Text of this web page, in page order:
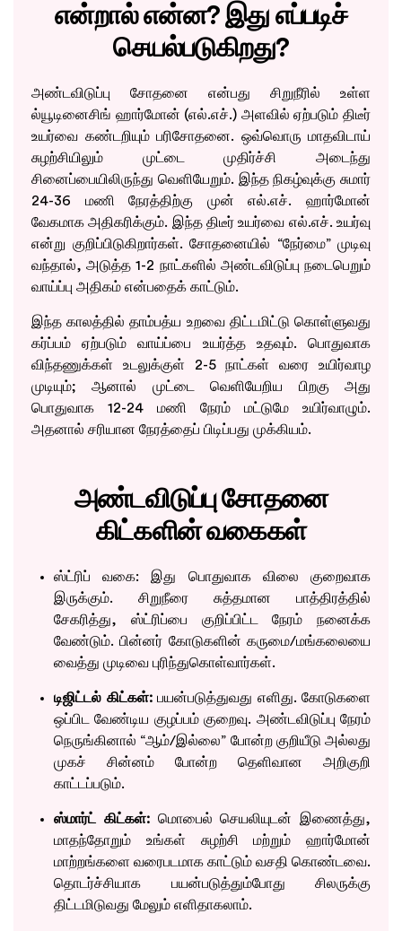
என்றால் என்ன? இது எப்படிச்
செயல்படுகிறது?
அண்டவிடுப்பு சோதனை என்பது சிறுநீரில் உள்ள
ல்யூடினைசிங் ஹார்மோன் (எல்.எச்.) அளவில் ஏற்படும் திடீர்
உயர்வை கண்டறியும் பரிசோதனை. ஒவ்வொரு மாதவிடாய்
சுழற்சியிலும் முட்டை முதிர்ச்சி அடைந்து
சினைப்பையிலிருந்து வெளியேறும். இந்த நிகழ்வுக்கு சுமார்
24-36 மணி நேரத்திற்கு முன் எல்.எச். ஹார்மோன்
வேகமாக அதிகரிக்கும். இந்த திடீர் உயர்வை எல்.எச். உயர்வு
என்று குறிப்பிடுகிறார்கள். சோதனையில் “நேர்மை” முடிவு
வந்தால், அடுத்த 1-2 நாட்களில் அண்டவிடுப்பு நடைபெறும்
வாய்ப்பு அதிகம் என்பதைக் காட்டும்.
இந்த காலத்தில் தாம்பத்ய உறவை திட்டமிட்டு கொள்ளுவது
கர்ப்பம் ஏற்படும் வாய்ப்பை உயர்த்த உதவும். பொதுவாக
விந்தணுக்கள் உடலுக்குள் 2-5 நாட்கள் வரை உயிர்வாழ
முடியும்; ஆனால் முட்டை வெளியேறிய பிறகு அது
பொதுவாக 12-24 மணி நேரம் மட்டுமே உயிர்வாழும்.
அதனால் சரியான நேரத்தைப் பிடிப்பது முக்கியம்.
அண்டவிடுப்பு சோதனை
கிட்களின் வகைகள்
ஸ்ட்ரிப் வகை: இது பொதுவாக விலை குறைவாக
இருக்கும். சிறுநீரை சுத்தமான பாத்திரத்தில்
சேகரித்து, ஸ்ட்ரிப்பை குறிப்பிட்ட நேரம் நனைக்க
வேண்டும். பின்னர் கோடுகளின் கருமை/மங்கலையை
வைத்து முடிவை புரிந்துகொள்வார்கள்.
டிஜிட்டல் கிட்கள்:பயன்படுத்துவது எளிது. கோடுகளை
ஒப்பிட வேண்டிய குழப்பம் குறைவு. அண்டவிடுப்பு நேரம்
நெருங்கினால் “ஆம்/இல்லை” போன்ற குறியீடு அல்லது
முகச் சின்னம் போன்ற தெளிவான அறிகுறி
காட்டப்படும்.
ஸ்மார்ட் கிட்கள்:மொபைல் செயலியுடன் இணைத்து,
மாதந்தோறும் உங்கள் சுழற்சி மற்றும் ஹார்மோன்
மாற்றங்களை வரைபடமாக காட்டும் வசதி கொண்டவை.
தொடர்ச்சியாக பயன்படுத்தும்போது சிலருக்கு
திட்டமிடுவது மேலும் எளிதாகலாம்.